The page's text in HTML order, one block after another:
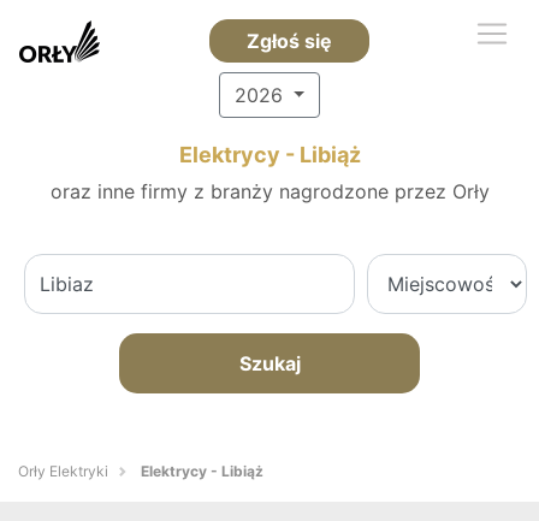
Zgłoś się
2026
Elektrycy - Libiąż
oraz inne firmy z branży nagrodzone przez Orły
Szukaj
Orły Elektryki Elektrycy - Libiąż